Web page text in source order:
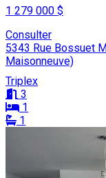
1 279 000 $
Consulter
5343 Rue Bossuet
Maisonneuve)
Triplex
3
1
1